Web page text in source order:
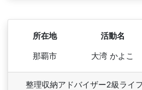
所在地
那覇市
活動名
大湾 かよこ
整理収納アドバイザー2級ライ